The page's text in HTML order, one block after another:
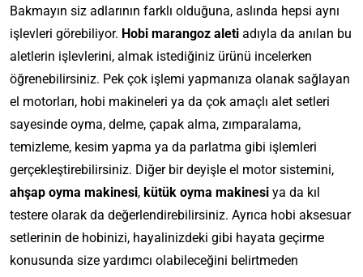
Bakmayın siz adlarının farklı olduğuna, aslında hepsi aynı
işlevleri görebiliyor. Hobi marangoz aleti adıyla da anılan bu
aletlerin işlevlerini, almak istediğiniz ürünü incelerken
öğrenebilirsiniz. Pek çok işlemi yapmanıza olanak sağlayan
el motorları, hobi makineleri ya da çok amaçlı alet setleri
sayesinde oyma, delme, çapak alma, zımparalama,
temizleme, kesim yapma ya da parlatma gibi işlemleri
gerçekleştirebilirsiniz. Diğer bir deyişle el motor sistemini,
ahşap oyma makinesi, kütük oyma makinesi ya da kıl
testere olarak da değerlendirebilirsiniz. Ayrıca hobi aksesuar
setlerinin de hobinizi, hayalinizdeki gibi hayata geçirme
konusunda size yardımcı olabileceğini belirtmeden